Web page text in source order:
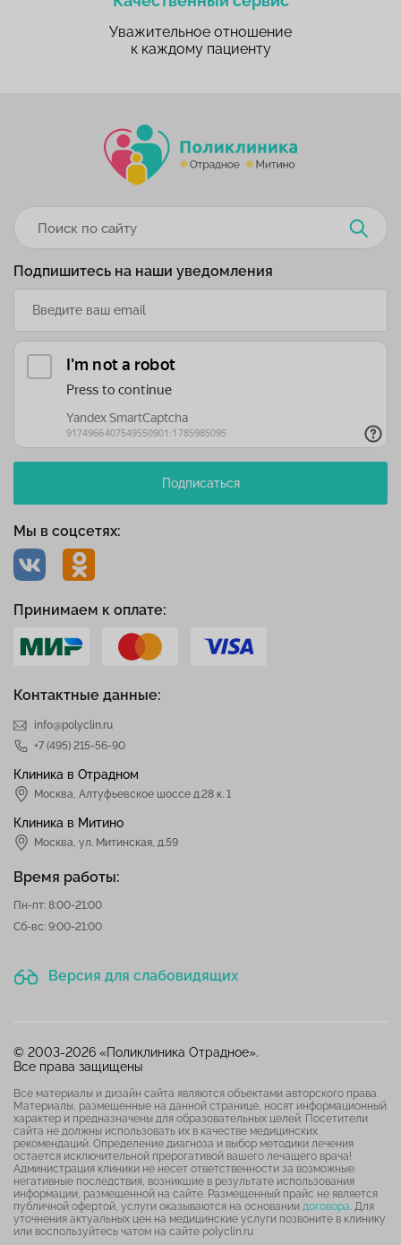
Уважительное отношение
к каждому пациенту
Контактные данные:
info@polyclin.ru
+7 (495) 215-56-90
Клиника в Отрадном
Москва, Алтуфьевское шоссе д.28 к. 1
Клиника в Митино
Москва, ул. Митинская, д.59
Время работы:
Пн-пт: 8:00-21:00
Сб-вс: 9:00-21:00
Мы в соцсетях:
Подпишитесь на наши уведомления
Подписаться
Версия для слабовидящих
Принимаем к оплате:
© 2003-2026 «Поликлиника Отрадное».
Все права защищены
Все материалы и дизайн сайта являются объектами авторского права.
Материалы, размещенные на данной странице, носят информационный
характер и предназначены для образовательных целей. Посетители
сайта не должны использовать их в качестве медицинских
рекомендаций. Определение диагноза и выбор методики лечения
остается исключительной прерогативой вашего лечащего врача!
Администрация клиники не несет ответственности за возможные
негативные последствия, возникшие в результате использования
информации, размещенной на сайте. Размещенный прайс не является
публичной офертой, услуги оказываются на основании договора. Для
уточнения актуальных цен на медицинские услуги позвоните в клинику
или воспользуйтесь чатом на сайте polyclin.ru